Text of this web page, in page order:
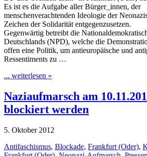
Es ist es die Aufgabe aller Bürger_innen, der
menschenverachtenden Ideologie der
Zeichen der Solidarität entgegenzusetzen.
Gegenwärtig betreibt die
Deutschlands (NPD), welche die
offen eine Politik, um antieuropäische und
Ressentiments zu …
... weiterlesen »
Naziaufmarsch am
blockiert werden
5. Oktober 2012
Antifaschismus, Blockade, Frankfurt (Oder),